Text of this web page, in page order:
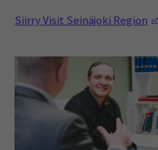
Siirry Visit Seinäjoki Region